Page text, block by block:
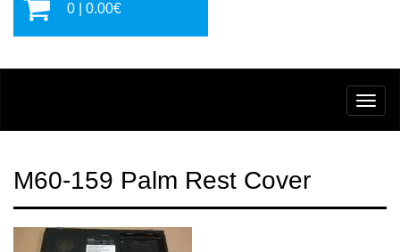
0 | 0.00€
M60-159 Palm Rest Cover